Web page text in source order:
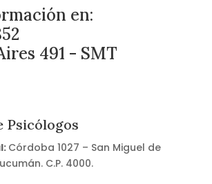
en:
491 - SMT
Psicólogos
Córdoba 1027 – San Miguel de
C.P. 4000.